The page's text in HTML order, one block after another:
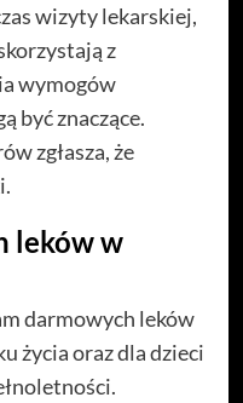
wizyty lekarskiej,
z
wymogów
być znaczące.
zgłasza, że
leków w
darmowych leków
życia oraz dla dzieci